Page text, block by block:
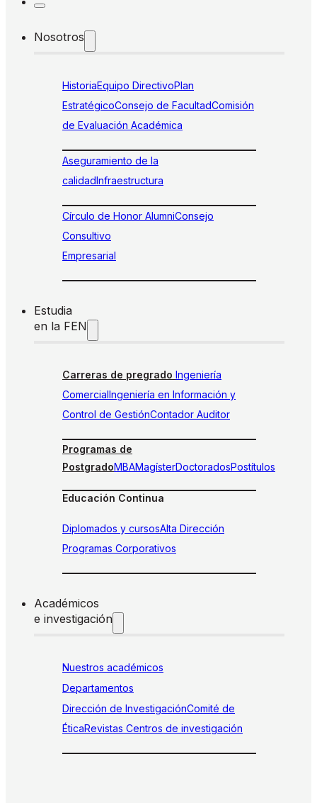
Nosotros
HistoriaEquipo DirectivoPlan
EstratégicoConsejo de FacultadComisión
de Evaluación Académica
Aseguramiento de la
calidadInfraestructura
Círculo de Honor AlumniConsejo
Consultivo
Empresarial
Estudia
en la FEN
Carreras de pregrado Ingeniería
ComercialIngeniería en Información y
Control de GestiónContador Auditor
Programas de
PostgradoMBAMagísterDoctoradosPostítulos
Educación Continua
Diplomados y cursosAlta Dirección
Programas Corporativos
Académicos
e investigación
Nuestros académicos
Departamentos
Dirección de InvestigaciónComité de
ÉticaRevistas Centros de investigación